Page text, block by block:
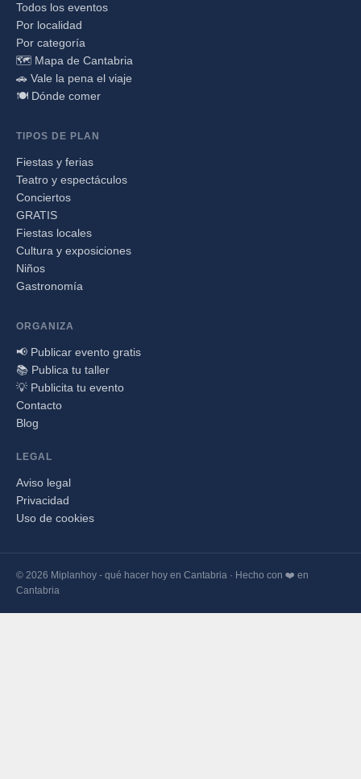
Todos los eventos
Por localidad
Por categoría
🗺️ Mapa de Cantabria
🚗 Vale la pena el viaje
🍽️ Dónde comer
TIPOS DE PLAN
Fiestas y ferias
Teatro y espectáculos
Conciertos
GRATIS
Fiestas locales
Cultura y exposiciones
Niños
Gastronomía
ORGANIZA
📢 Publicar evento gratis
📚 Publica tu taller
💡 Publicita tu evento
Contacto
Blog
LEGAL
Aviso legal
Privacidad
Uso de cookies
© 2026 Miplanhoy - qué hacer hoy en Cantabria · Hecho con ❤️ en
Cantabria